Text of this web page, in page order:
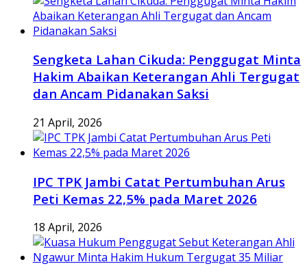
Sengketa Lahan Cikuda: Penggugat Minta
Hakim Abaikan Keterangan Ahli Tergugat
dan Ancam Pidanakan Saksi
21 April, 2026
IPC TPK Jambi Catat Pertumbuhan Arus
Peti Kemas 22,5% pada Maret 2026
18 April, 2026